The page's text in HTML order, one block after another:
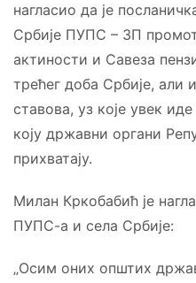
нагласио да је
Србије ПУПС – 3П
актиности и Савеза
трећег доба Србије, али
ставова, уз које увек
коју државни органи
прихватају.
Милан Кркобабић је
ПУПС-а и села Србије:
„Осим оних општих